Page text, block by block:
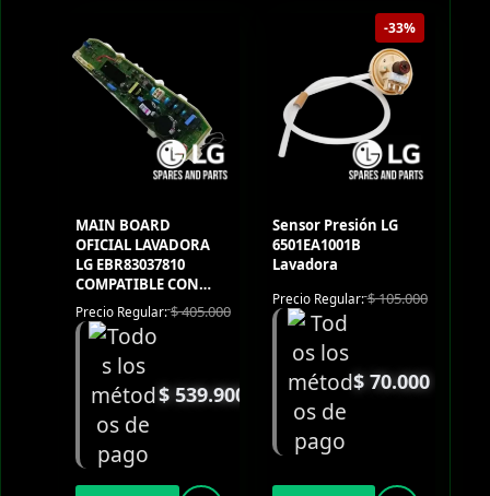
MAIN BOARD
OFICIAL LAVADORA
LG EBR83037810
COMPATIBLE CON
WT17DSB
Precio Regular:$405.000
$539.900
-33%
Sensor Presión LG
6501EA1001B
Lavadora
Precio Regular:$105.000
$70.000